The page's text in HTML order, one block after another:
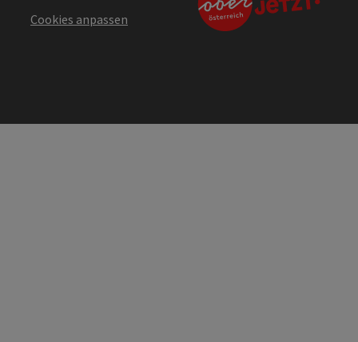
Cookies anpassen